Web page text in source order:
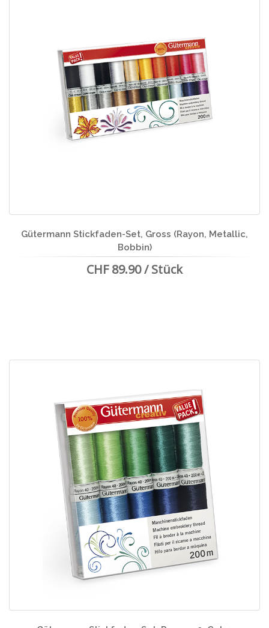
Gütermann Stickfaden-Set, Gross (Rayon, Metallic,
Bobbin)
CHF 89.90 / Stück